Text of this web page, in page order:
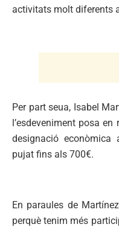
activitats molt diferents
Per part seua, Isabel
l’esdeveniment posa
designació
pujat fins als 700€.
En paraules de
perquè tenim més